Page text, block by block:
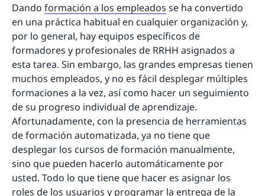
Dando formación a los empleados se ha convertido
en una práctica habitual en cualquier organización y,
por lo general, hay equipos específicos de
formadores y profesionales de RRHH asignados a
esta tarea. Sin embargo, las grandes empresas tienen
muchos empleados, y no es fácil desplegar múltiples
formaciones a la vez, así como hacer un seguimiento
de su progreso individual de aprendizaje.
Afortunadamente, con la presencia de herramientas
de formación automatizada, ya no tiene que
desplegar los cursos de formación manualmente,
sino que pueden hacerlo automáticamente por
usted. Todo lo que tiene que hacer es asignar los
roles de los usuarios y programar la entrega de la